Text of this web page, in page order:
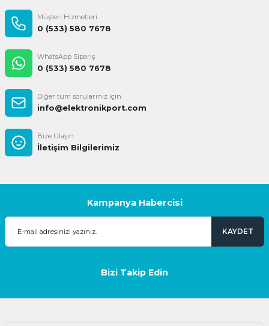
Müşteri Hizmetleri
0 (533) 580 7678
WhatsApp Sipariş
0 (533) 580 7678
Diğer tüm sorularınız için
info@elektronikport.com
Bize Ulaşın
İletişim Bilgilerimiz
Kampanya Habercisi
KAYDET
Bizi Takip Edin